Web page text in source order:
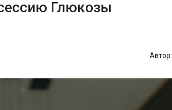
Глюкозы
Автор: